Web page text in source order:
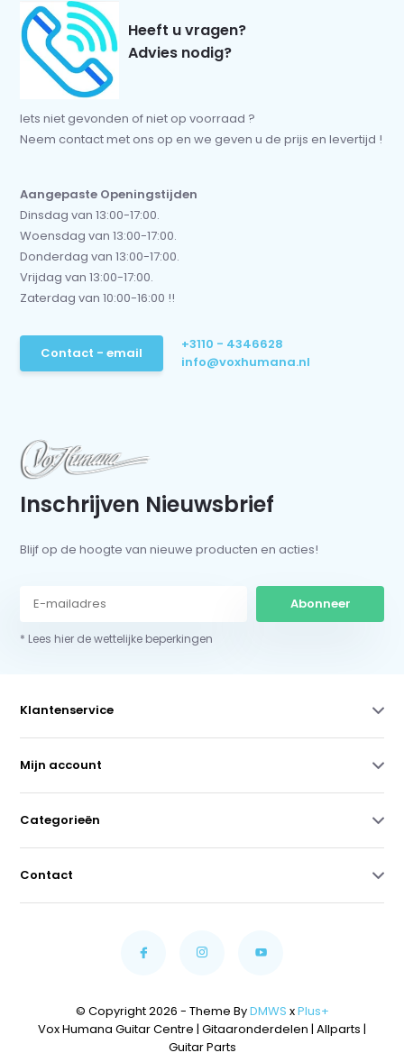
Heeft u vragen?
Advies nodig?
Iets niet gevonden of niet op voorraad ?
Neem contact met ons op en we geven u de prijs en levertijd !
Aangepaste Openingstijden
Dinsdag van 13:00-17:00.
Woensdag van 13:00-17:00.
Donderdag van 13:00-17:00.
Vrijdag van 13:00-17:00.
Zaterdag van 10:00-16:00 !!
Contact - email
+3110 - 4346628
info@voxhumana.nl
Inschrijven Nieuwsbrief
Blijf op de hoogte van nieuwe producten en acties!
Abonneer
* Lees hier de wettelijke beperkingen
Klantenservice
Mijn account
Categorieën
Contact
© Copyright 2026 - Theme ByDMWS xPlus+
Vox Humana Guitar Centre | Gitaaronderdelen | Allparts |
Guitar Parts